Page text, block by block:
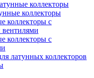
коллекторы
коллекторы с
коллекторы с
латунных коллекторов